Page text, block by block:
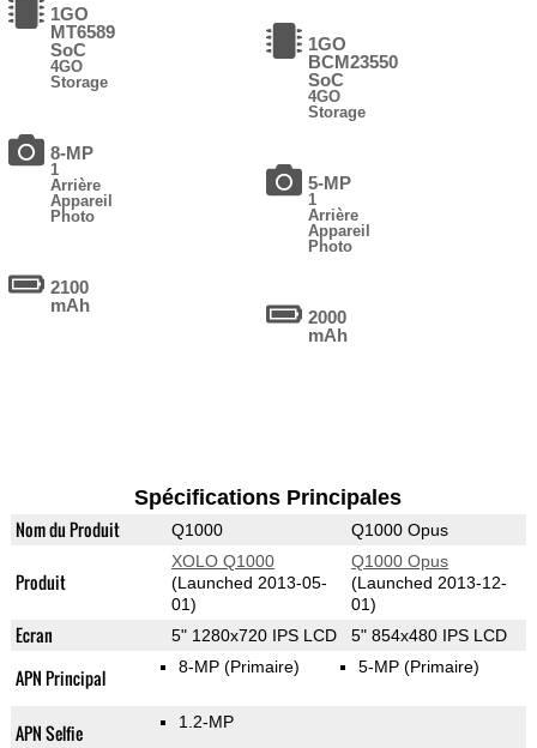
1GO
MT6589
SoC
4GO
Storage
8-MP
1
Arrière
Appareil
Photo
2100
mAh
1GO
BCM23550
SoC
4GO
Storage
5-MP
1
Arrière
Appareil
Photo
2000
mAh
Spécifications Principales
Nom du Produit Q1000 Q1000 Opus
Produit
XOLO Q1000
(Launched 2013-05-
01)
Q1000 Opus
(Launched 2013-12-
01)
Ecran 5" 1280x720 IPS LCD 5" 854x480 IPS LCD
APN Principal 8-MP (Primaire) 5-MP (Primaire)
APN Selfie 1.2-MP